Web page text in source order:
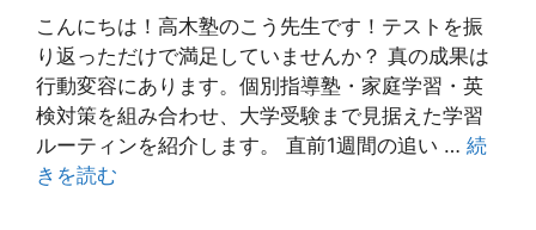
こんにちは！高木塾のこう先生です！テストを振
り返っただけで満足していませんか？ 真の成果は
行動変容にあります。個別指導塾・家庭学習・英
検対策を組み合わせ、大学受験まで見据えた学習
ルーティンを紹介します。 直前1週間の追い … 続
きを読む